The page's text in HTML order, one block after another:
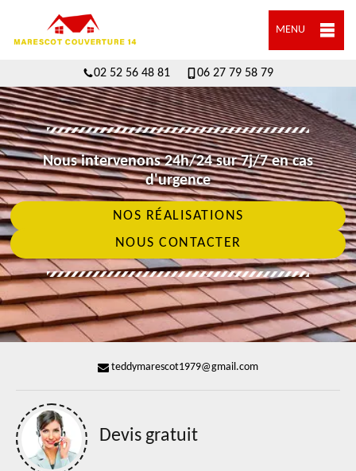
MENU
02 52 56 48 81 06 27 79 58 79
Nous intervenons 24h/24 sur 7j/7 en cas
d'urgence
NOS RÉALISATIONS
NOUS CONTACTER
teddymarescot1979@gmail.com
Devis gratuit